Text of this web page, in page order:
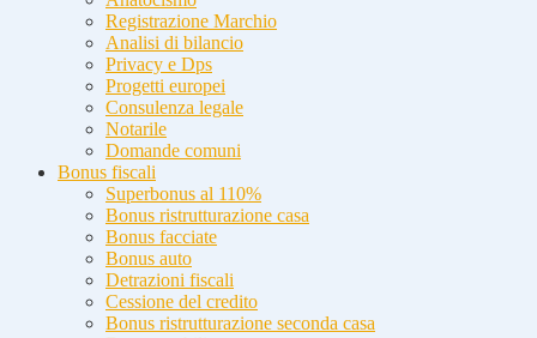
Registrazione Marchio
Analisi di bilancio
Privacy e Dps
Progetti europei
Consulenza legale
Notarile
Domande comuni
Bonus fiscali
Superbonus al 110%
Bonus ristrutturazione casa
Bonus facciate
Bonus auto
Detrazioni fiscali
Cessione del credito
Bonus ristrutturazione seconda casa